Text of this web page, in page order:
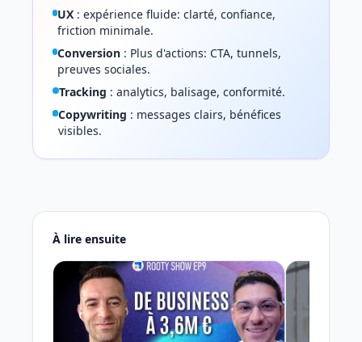
UX : expérience fluide: clarté, confiance,
friction minimale.
Conversion : Plus d'actions: CTA, tunnels,
preuves sociales.
Tracking : analytics, balisage, conformité.
Copywriting : messages clairs, bénéfices
visibles.
À lire ensuite